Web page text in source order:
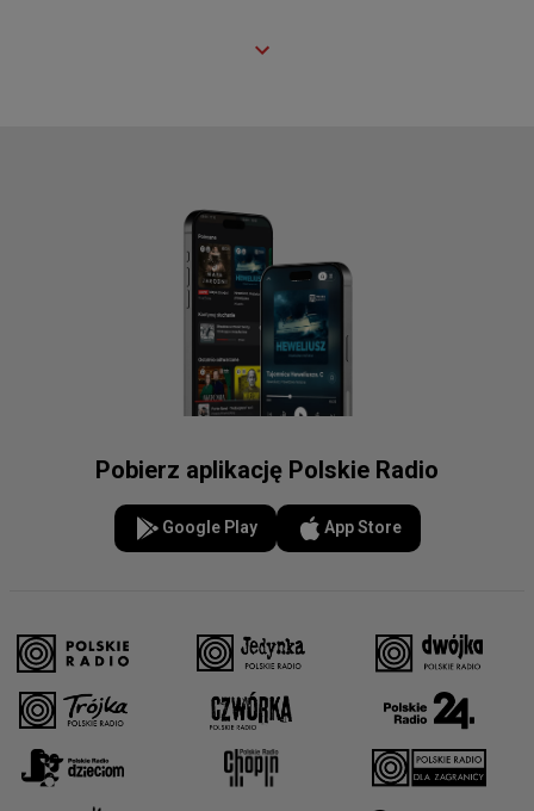
Pobierz aplikację Polskie Radio
Google Play App Store